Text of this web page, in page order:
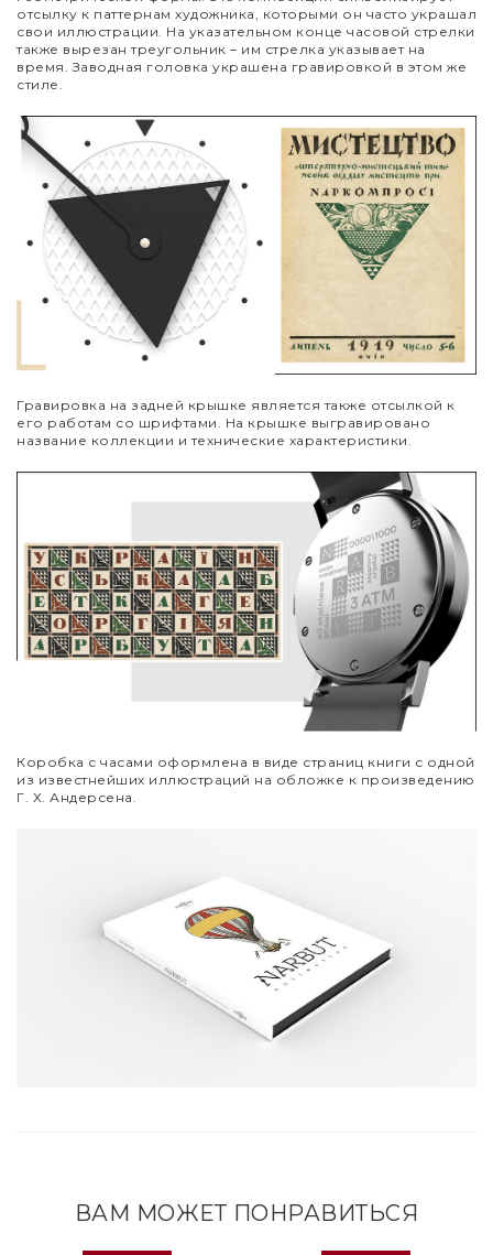
отсылку к паттернам художника, которыми он часто украшал
свои иллюстрации. На указательном конце часовой стрелки
также вырезан треугольник – им стрелка указывает на
время. Заводная головка украшена гравировкой в этом же
стиле.
Гравировка на задней крышке является также отсылкой к
его работам со шрифтами. На крышке выгравировано
название коллекции и технические характеристики.
Коробка с часами оформлена в виде страниц книги с одной
из известнейших иллюстраций на обложке к произведению
Г. Х. Андерсена.
ВАМ МОЖЕТ ПОНРАВИТЬСЯ